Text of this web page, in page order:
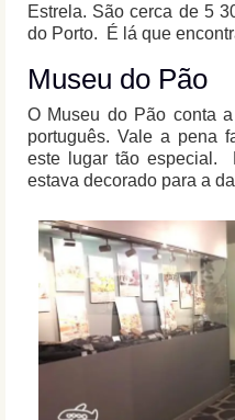
Estrela. São cerca de 5
do Porto. É lá que
Museu do Pão
O Museu do Pão conta
português. Vale a pena
este lugar tão especial.
estava decorado para a